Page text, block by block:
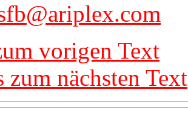
vorigen Text
zum nächsten Text